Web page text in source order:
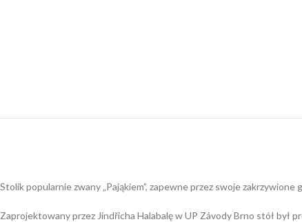
Stolik popularnie zwany „Pająkiem”, zapewne przez swoje zakrzywione
Zaprojektowany przez Jindřicha Halabalę w UP Závody Brno stół był